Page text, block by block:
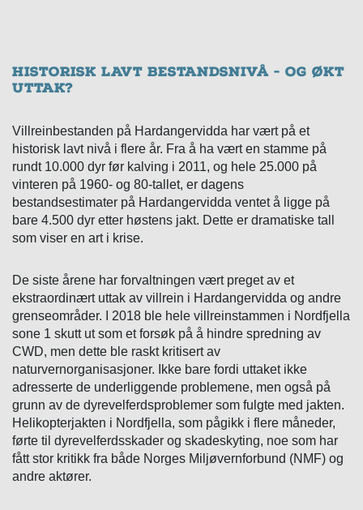
Historisk lavt bestandsnivå - og økt
uttak?
Villreinbestanden på Hardangervidda har vært på et
historisk lavt nivå i flere år. Fra å ha vært en stamme på
rundt 10.000 dyr før kalving i 2011, og hele 25.000 på
vinteren på 1960- og 80-tallet, er dagens
bestandsestimater på Hardangervidda ventet å ligge på
bare 4.500 dyr etter høstens jakt. Dette er dramatiske tall
som viser en art i krise.
De siste årene har forvaltningen vært preget av et
ekstraordinært uttak av villrein i Hardangervidda og andre
grenseområder. I 2018 ble hele villreinstammen i Nordfjella
sone 1 skutt ut som et forsøk på å hindre spredning av
CWD, men dette ble raskt kritisert av
naturvernorganisasjoner. Ikke bare fordi uttaket ikke
adresserte de underliggende problemene, men også på
grunn av de dyrevelferdsproblemer som fulgte med jakten.
Helikopterjakten i Nordfjella, som pågikk i flere måneder,
førte til dyrevelferdsskader og skadeskyting, noe som har
fått stor kritikk fra både Norges Miljøvernforbund (NMF) og
andre aktører.